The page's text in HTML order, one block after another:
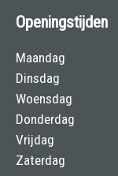
Openingstijden
Maandag
Dinsdag
Woensdag
Donderdag
Vrijdag
Zaterdag